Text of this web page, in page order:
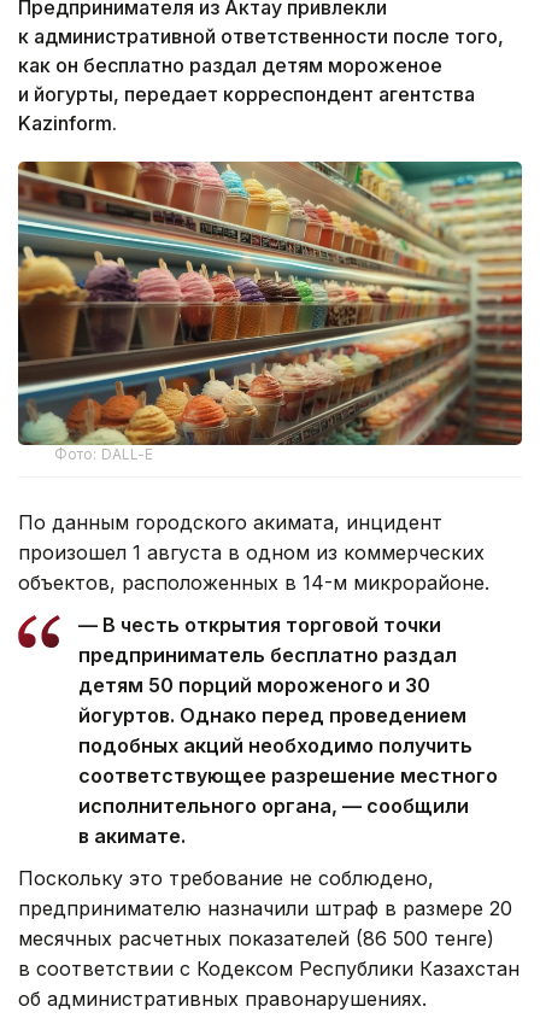
Предпринимателя из Актау привлекли
к административной ответственности после того,
как он бесплатно раздал детям мороженое
и йогурты, передает корреспондент агентства
Kazinform.
Фото: DALL-E
По данным городского акимата, инцидент
произошел 1 августа в одном из коммерческих
объектов, расположенных в 14-м микрорайоне.
— В честь открытия торговой точки
предприниматель бесплатно раздал
детям 50 порций мороженого и 30
йогуртов. Однако перед проведением
подобных акций необходимо получить
соответствующее разрешение местного
исполнительного органа, — сообщили
в акимате.
Поскольку это требование не соблюдено,
предпринимателю назначили штраф в размере 20
месячных расчетных показателей (86 500 тенге)
в соответствии с Кодексом Республики Казахстан
об административных правонарушениях.